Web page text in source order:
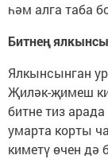
һәм алга таба
Битнең
Ялкынсынган
Җиләк-җимеш
битне тиз
умарта корты
киметү өчен